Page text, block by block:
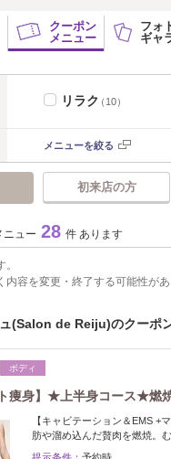
クーポン
メニュー
フォ
ギャ
リラク（10）
メニューを絞る
初来店の方
ニュー 28 件 あります
内容を変更・終了する可能性があ
(Salon de Reiju)のクーポ
ボディ
ト痩身】★上半身コース★燃
【キャビテーション＆EMS +
肪や溜め込んだ贅肉を燃焼。
提示条件： 予約時